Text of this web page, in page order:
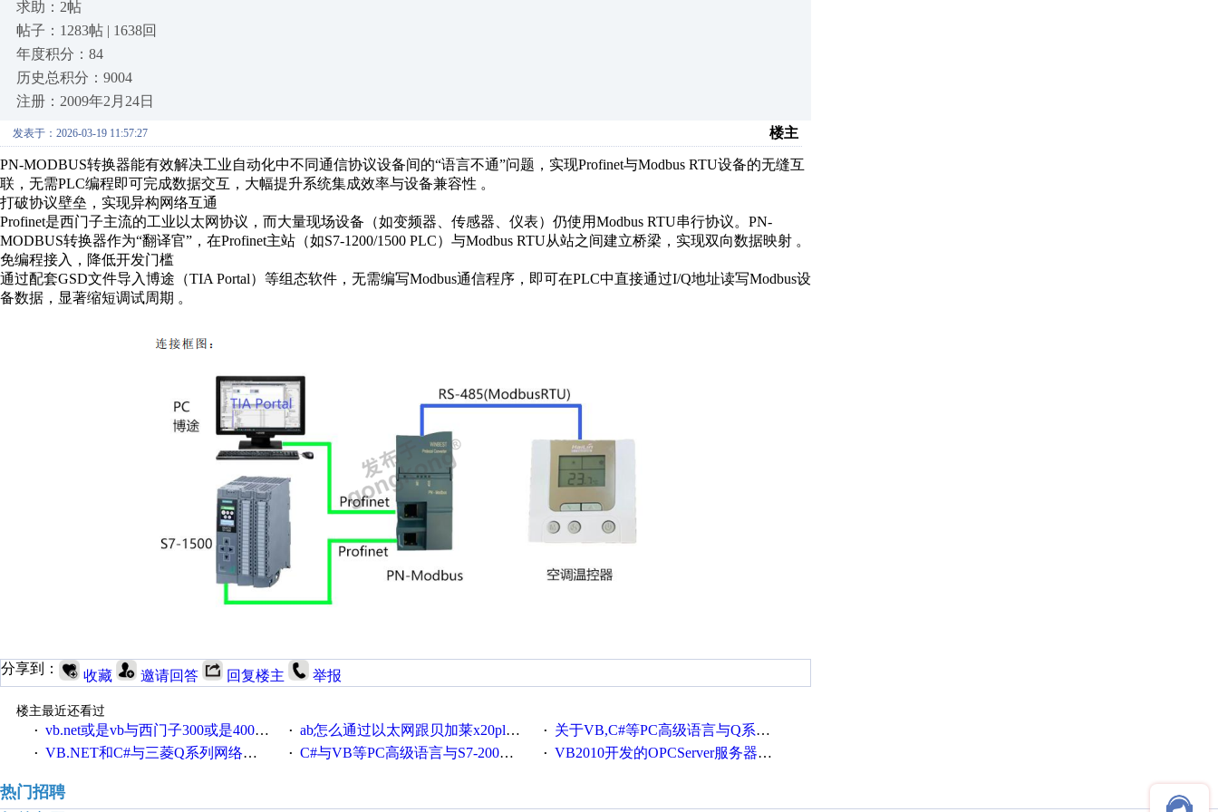
求助：2帖
帖子：1283帖 | 1638回
年度积分：84
历史总积分：9004
注册：2009年2月24日
发表于：2026-03-19 11:57:27 楼主
PN-MODBUS转换器‌能有效解决工业自动化中不同通信协议设备间的“语言不通”问题，实现Profinet与Modbus RTU设备的无缝互
联，‌无需PLC编程即可完成数据交互‌，大幅提升系统集成效率与设备兼容性 。
‌打破协议壁垒，实现异构网络互通‌
Profinet是西门子主流的工业以太网协议，而大量现场设备（如变频器、传感器、仪表）仍使用Modbus RTU串行协议。‌PN-
MODBUS转换器‌作为“翻译官”，在Profinet主站（如S7-1200/1500 PLC）与Modbus RTU从站之间建立桥梁，实现双向数据映射 。
‌免编程接入，降低开发门槛‌
通过配套GSD文件导入博途（TIA Portal）等组态软件，‌无需编写Modbus通信程序‌，即可在PLC中直接通过I/Q地址读写Modbus设
备数据，显著缩短调试周期 。
分享到： 收藏 邀请回答 回复楼主 举报
楼主最近还看过
· vb.net或是vb与西门子300或是400plc通信怎么想编写呀！ · ab怎么通过以太网跟贝加莱x20plc通讯 · 关于VB,C#等PC高级语言与Q系列通讯
· VB.NET和C#与三菱Q系列网络通讯的源代码 · C#与VB等PC高级语言与S7-200的CP243以太网通讯 · VB2010开发的OPCServer服务器软件(含源代码)
热门招聘